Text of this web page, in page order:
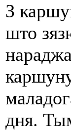
З
што
дня.